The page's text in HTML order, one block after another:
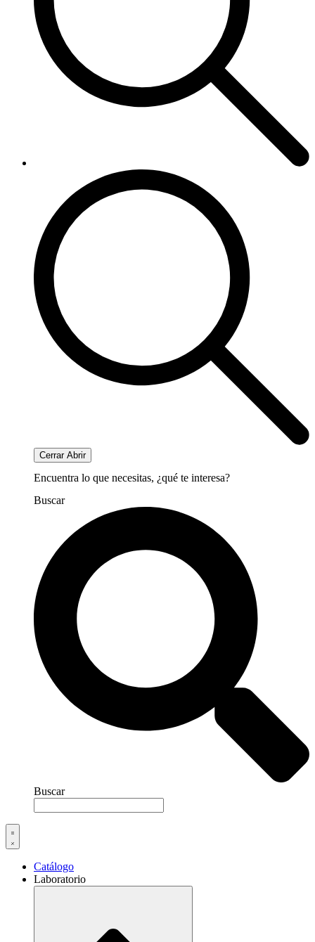
Cerrar Abrir
Encuentra lo que necesitas, ¿qué te interesa?
Buscar
Buscar
Catálogo
Laboratorio